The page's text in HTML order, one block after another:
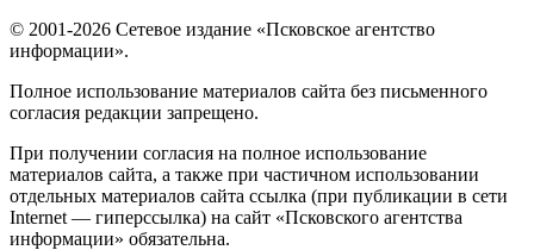
© 2001-2026 Сетевое издание «Псковское агентство
информации».
Полное использование материалов сайта без письменного
согласия редакции запрещено.
При получении согласия на полное использование
материалов сайта, а также при частичном использовании
отдельных материалов сайта ссылка (при публикации в сети
Internet — гиперссылка) на сайт «Псковского агентства
информации» обязательна.